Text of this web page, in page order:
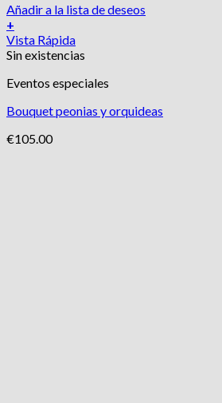
Añadir a la lista de deseos
+
Vista Rápida
Sin existencias
Eventos especiales
Bouquet peonias y orquideas
€105.00